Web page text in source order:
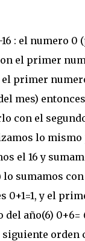
: el numero 0
el primer
el primer
mes)
con el
lo mismo
el 16 y
lo sumamos
0+1=1, y el
del año(6) 0+6=
orden